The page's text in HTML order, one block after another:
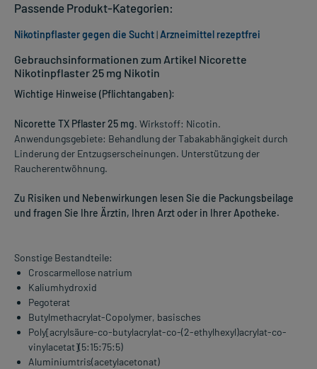
Gebrauchsinformationen zum Artikel Nicorette
Nikotinpflaster 25 mg Nikotin
Wichtige Hinweise (Pflichtangaben):
Nicorette TX Pflaster 25 mg. Wirkstoff: Nicotin.
Anwendungsgebiete: Behandlung der Tabakabhängigkeit durch
Linderung der Entzugserscheinungen. Unterstützung der
Raucherentwöhnung.
Zu Risiken und Nebenwirkungen lesen Sie die Packungsbeilage
und fragen Sie Ihre Ärztin, Ihren Arzt oder in Ihrer Apotheke.
Sonstige Bestandteile:
Croscarmellose natrium
Kaliumhydroxid
Pegoterat
Butylmethacrylat-Copolymer, basisches
Poly[acrylsäure-co-butylacrylat-co-(2-ethylhexyl)acrylat-co-
vinylacetat](5:15:75:5)
Aluminiumtris(acetylacetonat)
Passende Produkt-Kategorien:
Nikotinpflaster gegen die Sucht|Arzneimittel rezeptfrei